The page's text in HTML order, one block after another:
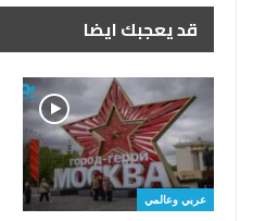
قد يعجبك ايضا
عربي وعالمي